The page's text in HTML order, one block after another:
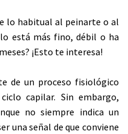
lo habitual al peinarte o al
está más fino, débil o ha
¡Esto te interesa!
de un proceso fisiológico
capilar. Sin embargo,
no siempre indica un
una señal de que conviene